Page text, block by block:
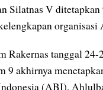
Silatnas V ditetapkan
Rakernas tanggal
9 akhirnya
(ABI).